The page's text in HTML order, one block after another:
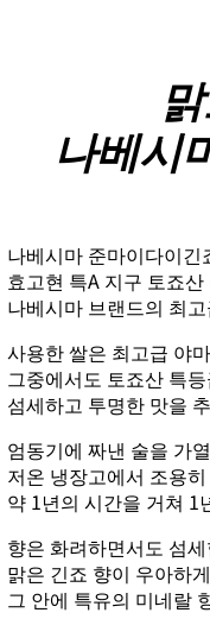
나베시
나베시마 준마이다이
효고현 특A 지구 토죠
나베시마 브랜드의 최
사용한 쌀은 최고급 야
그중에서도 토죠산 특
섬세하고 투명한 맛을
엄동기에 짜낸 술을 가
저온 냉장고에서 조용
약 1년의 시간을 거쳐 1
향은 화려하면서도 섬
맑은 긴죠 향이 우아하
그 안에 특유의 미네랄